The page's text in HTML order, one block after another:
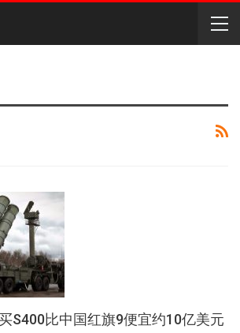
S400比中国红旗9便宜约10亿美元